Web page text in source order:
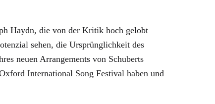
Haydn, die von der Kritik hoch gelobt
sehen, die Ursprünglichkeit des
neuen Arrangements von Schuberts
International Song Festival haben und